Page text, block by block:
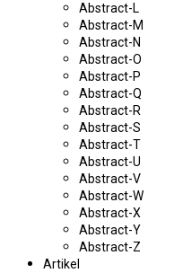
Abstract-L
Abstract-M
Abstract-N
Abstract-O
Abstract-P
Abstract-Q
Abstract-R
Abstract-S
Abstract-T
Abstract-U
Abstract-V
Abstract-W
Abstract-X
Abstract-Y
Abstract-Z
Artikel